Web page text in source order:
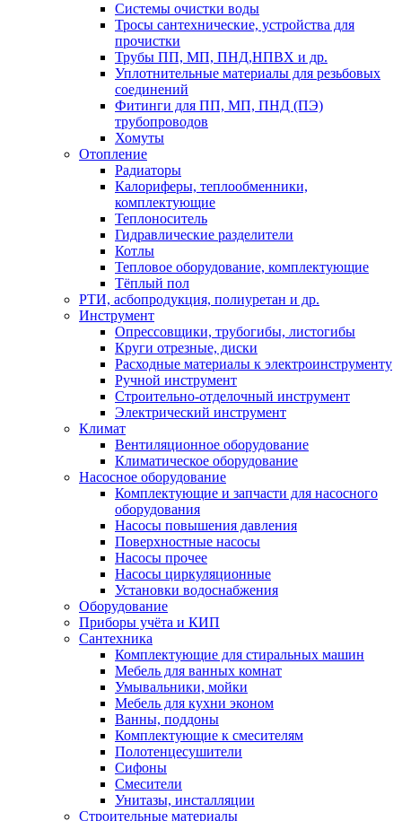
Системы очистки воды
Тросы сантехнические, устройства для
прочистки
Трубы ПП, МП, ПНД,НПВХ и др.
Уплотнительные материалы для резьбовых
соединений
Фитинги для ПП, МП, ПНД (ПЭ)
трубопроводов
Хомуты
Отопление
Радиаторы
Калориферы, теплообменники,
комплектующие
Теплоноситель
Гидравлические разделители
Котлы
Тепловое оборудование, комплектующие
Тёплый пол
РТИ, асбопродукция, полиуретан и др.
Инструмент
Опрессовщики, трубогибы, листогибы
Круги отрезные, диски
Расходные материалы к электроинструменту
Ручной инструмент
Строительно-отделочный инструмент
Электрический инструмент
Климат
Вентиляционное оборудование
Климатическое оборудование
Насосное оборудование
Комплектующие и запчасти для насосного
оборудования
Насосы повышения давления
Поверхностные насосы
Насосы прочее
Насосы циркуляционные
Установки водоснабжения
Оборудование
Приборы учёта и КИП
Сантехника
Комплектующие для стиральных машин
Мебель для ванных комнат
Умывальники, мойки
Мебель для кухни эконом
Ванны, поддоны
Комплектующие к смесителям
Полотенцесушители
Сифоны
Смесители
Унитазы, инсталляции
Строительные материалы